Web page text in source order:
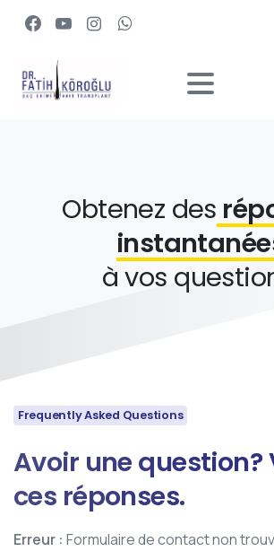
Obtenez des
à vos
Frequently Asked Questions
Avoir une question?
ces réponses.
Erreur : Formulaire de contact non